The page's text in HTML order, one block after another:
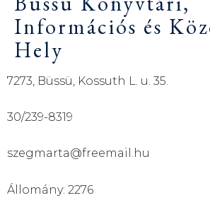
Információs és
Hely
7273, Büssü, Kossuth L. u. 35.
30/239-8319
szegmarta@freemail.hu
Állomány: 2276